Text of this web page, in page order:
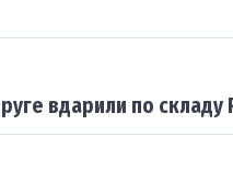
вдарили по